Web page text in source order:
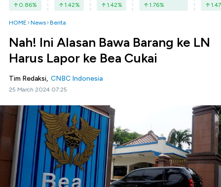
0.86% 1.42% 1.42% 1.76% 1.47
HOME News Berita
Nah! Ini Alasan Bawa Barang ke LN
Harus Lapor ke Bea Cukai
Tim Redaksi, CNBC Indonesia
25 March 2024 07:25